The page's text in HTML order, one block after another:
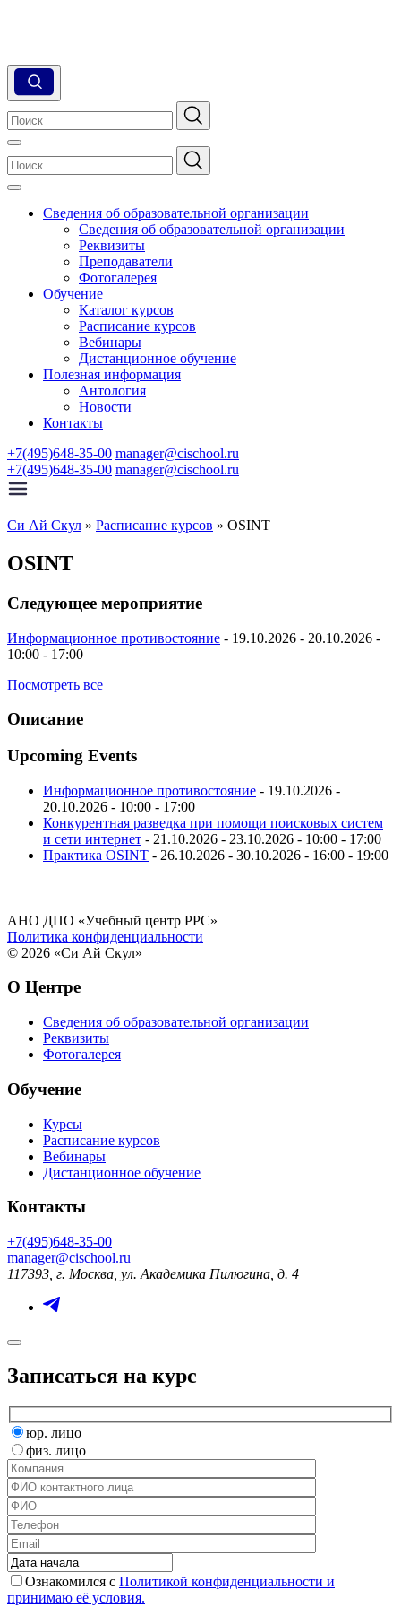
Сведения об образовательной организации
Сведения об образовательной организации
Реквизиты
Преподаватели
Фотогалерея
Обучение
Каталог курсов
Расписание курсов
Вебинары
Дистанционное обучение
Полезная информация
Антология
Новости
Контакты
+7(495)648-35-00 manager@cischool.ru
+7(495)648-35-00 manager@cischool.ru
Си Ай Скул » Расписание курсов » OSINT
OSINT
Следующее мероприятие
Информационное противостояние - 19.10.2026 - 20.10.2026 -
10:00 - 17:00
Посмотреть все
Описание
Upcoming Events
Информационное противостояние - 19.10.2026 -
20.10.2026 - 10:00 - 17:00
Конкурентная разведка при помощи поисковых систем
и сети интернет - 21.10.2026 - 23.10.2026 - 10:00 - 17:00
Практика OSINT - 26.10.2026 - 30.10.2026 - 16:00 - 19:00
АНО ДПО «Учебный центр РРС»
Политика конфиденциальности
© 2026 «Си Ай Скул»
О Центре
Сведения об образовательной организации
Реквизиты
Фотогалерея
Обучение
Курсы
Расписание курсов
Вебинары
Дистанционное обучение
Контакты
+7(495)648-35-00
manager@cischool.ru
117393, г. Москва, ул. Академика Пилюгина, д. 4
Записаться на курс
юр. лицо
физ. лицо
Ознакомился с Политикой конфиденциальности и
принимаю её условия.